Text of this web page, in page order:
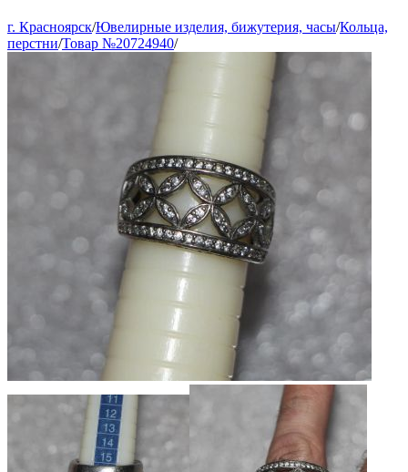
г. Красноярск/Ювелирные изделия, бижутерия, часы/Кольца,
перстни/Товар №20724940/